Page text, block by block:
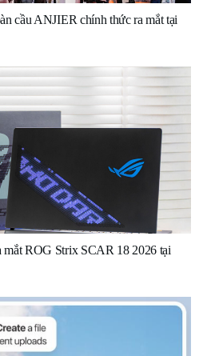
cầu ANJIER chính thức ra mắt tại
mắt ROG Strix SCAR 18 2026 tại